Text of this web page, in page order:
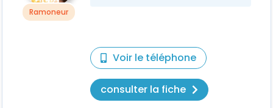
Ramoneur
Voir le téléphone
consulter la fiche